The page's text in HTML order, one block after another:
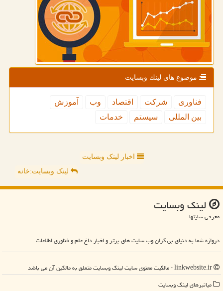
موضوع های لینك وبسایت
فناوری شركت اقتصاد وب
آموزش
بین المللی
سیستم خدمات
اخبار لینک وبسایت
لینک وبسایت:خانه
لینك وبسایت
معرفی سایتها
دروازه شما به دنیای بی کران وب سایت های برتر و اخبار داغ علم و فناوری اطلاعات
میانبرهای لینك وبسایت